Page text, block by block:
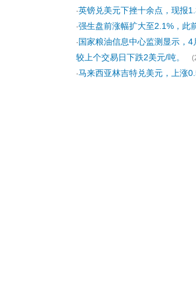
·英镑兑美元下挫十余点，现报
·强生盘前涨幅扩大至2.1%，此
·国家粮油信息中心监测显示，
较上个交易日下跌2美元/吨。
·马来西亚林吉特兑美元，上涨